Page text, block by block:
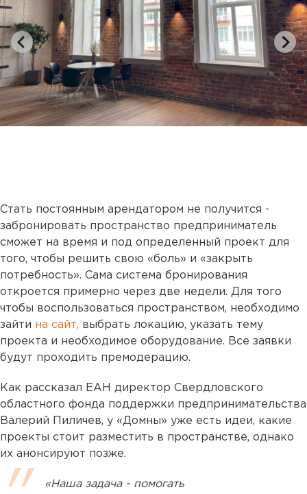
Стать постоянным арендатором не получится -
забронировать пространство предприниматель
сможет на время и под определенный проект для
того, чтобы решить свою «боль» и «закрыть
потребность». Сама система бронирования
откроется примерно через две недели. Для того
чтобы воспользоваться пространством, необходимо
зайти на сайт, выбрать локацию, указать тему
проекта и необходимое оборудование. Все заявки
будут проходить премодерацию.
Как рассказал ЕАН директор Свердловского
областного фонда поддержки предпринимательства
Валерий Пиличев, у «Домны» уже есть идеи, какие
проекты стоит разместить в пространстве, однако
их анонсируют позже.
«Наша задача - помогать